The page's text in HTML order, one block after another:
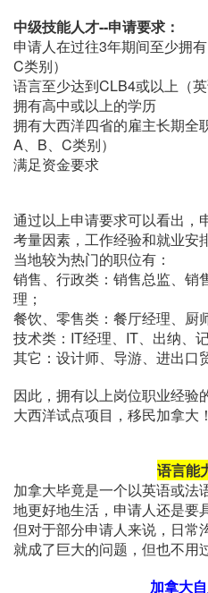
中级技能人才--申请要求：
申请人在过往3年期间至少拥
C类别）
语言至少达到CLB4或以上（英
拥有高中或以上的学历
拥有大西洋四省的雇主长期全
A、B、C类别）
满足资金要求
通过以上申请要求可以看出，
考量因素，工作经验和就业安
当地较为热门的职位有：
销售、行政类：销售总监、销
理；
餐饮、零售类：餐厅经理、厨
技术类：IT经理、IT、出纳、
其它：设计师、导游、进出口
因此，拥有以上岗位职业经验
大西洋试点项目，移民加拿大！
语言能
加拿大毕竟是一个以英语或法
地更好地生活，申请人还是要
但对于部分申请人来说，日常
就成了巨大的问题，但也不用
加拿大